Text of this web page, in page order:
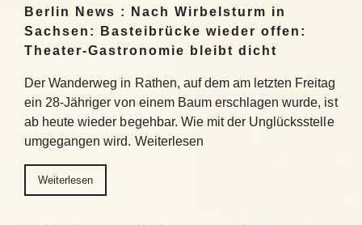
Berlin News : Nach Wirbelsturm in
Sachsen: Basteibrücke wieder offen:
Theater-Gastronomie bleibt dicht
Der Wanderweg in Rathen, auf dem am letzten Freitag
ein 28-Jähriger von einem Baum erschlagen wurde, ist
ab heute wieder begehbar. Wie mit der Unglücksstelle
umgegangen wird. Weiterlesen
Weiterlesen